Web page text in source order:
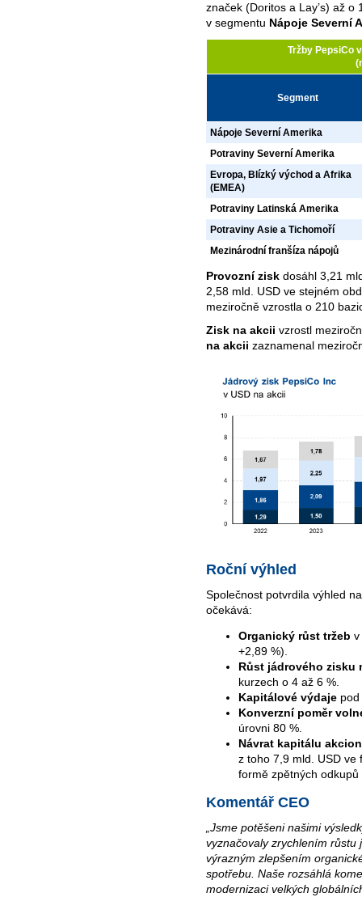
značek (Doritos a Lay’s) až
v segmentu Nápoje Severní
Tržby PepsiCo
Segment
Nápoje Severní Amerika
Potraviny Severní Amerika
Evropa, Blízký východ a Afrika
(EMEA)
Potraviny Latinská Amerika
Potraviny Asie a Tichomoří
Mezinárodní franšíza nápojů
Provozní zisk dosáhl 3,21
2,58 mld. USD ve stejném
meziročně vzrostla o 210
Zisk na akcii vzrostl
na akcii zaznamenal
Roční výhled
Společnost potvrdila výhled
očekává:
Organický růst tržeb v
+2,89 %).
Růst jádrového zisku
kurzech o 4 až 6 %.
Kapitálové výdaje
Konverzní poměr
úrovni 80 %.
Návrat kapitálu
z toho 7,9 mld. USD ve
formě zpětných odkupů
Komentář CEO
„Jsme potěšeni našimi
vyznačovaly zrychlením růstu
výrazným zlepšením
spotřebu. Naše rozsáhlá
modernizaci velkých